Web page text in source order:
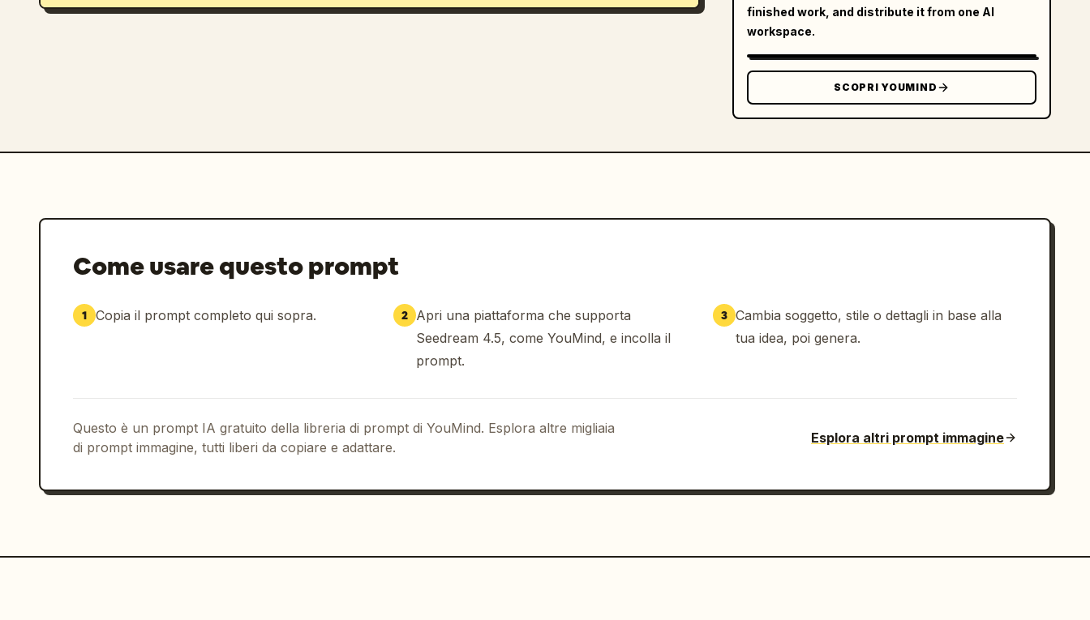
finished work, and distribute it from one AI
workspace.
SCOPRI YOUMIND
Come usare questo prompt
1 Copia il prompt completo qui sopra. 2 Apri una piattaforma che supporta
Seedream 4.5, come YouMind, e incolla il
prompt.
3 Cambia soggetto, stile o dettagli in base alla
tua idea, poi genera.
Questo è un prompt IA gratuito della libreria di prompt di YouMind. Esplora altre migliaia
di prompt immagine, tutti liberi da copiare e adattare.
Esplora altri prompt immagine